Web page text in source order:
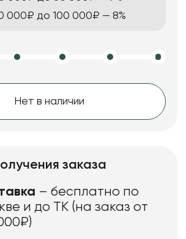
000₽ до 100 000₽ — 8%
Нет в наличии
заказа
– бесплатно по
и до ТК (на заказ от